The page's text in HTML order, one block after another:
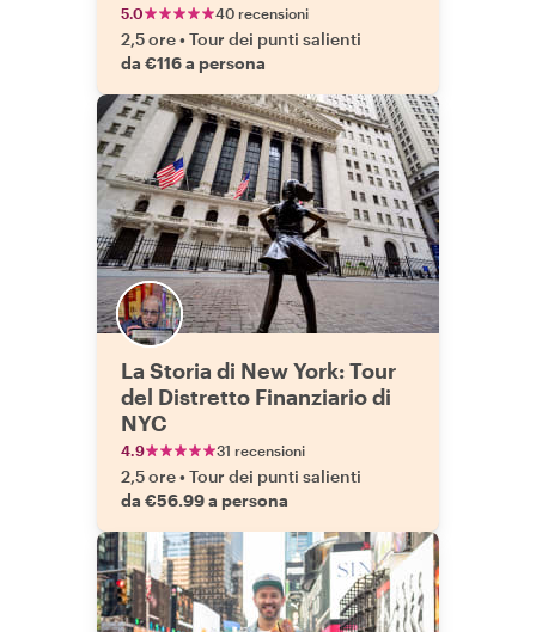
5.0 40 recensioni
2,5 ore•Tour dei punti salienti
da €116 a persona
La Storia di New York: Tour
del Distretto Finanziario di
NYC
4.9 31 recensioni
2,5 ore•Tour dei punti salienti
da €56.99 a persona